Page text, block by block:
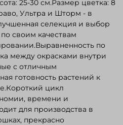
25-30 см.Размер цветка: 8
Ультра и Шторм - в
селекция и выбор
своим качествам
по
между окрасками внутри
с отличным
готовность растений к
цикл
времени и
для производства в
прекрасно